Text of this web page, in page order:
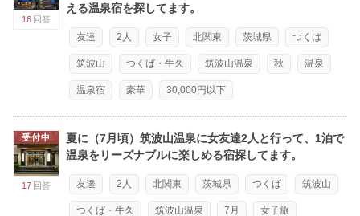
16 回答
える温泉宿を探してます。
友達 2人 女子 北関東 茨城県 つくば
筑波山 つくば・牛久 筑波山温泉 秋 温泉
温泉宿 豪華 30,000円以下
受付中
17 回答
夏に（7月頃）筑波山温泉に女友達2人と行って、1泊で
温泉をリーズナブルに楽しめる宿探してます。
友達 2人 北関東 茨城県 つくば 筑波山
つくば・牛久 筑波山温泉 7月 女子旅